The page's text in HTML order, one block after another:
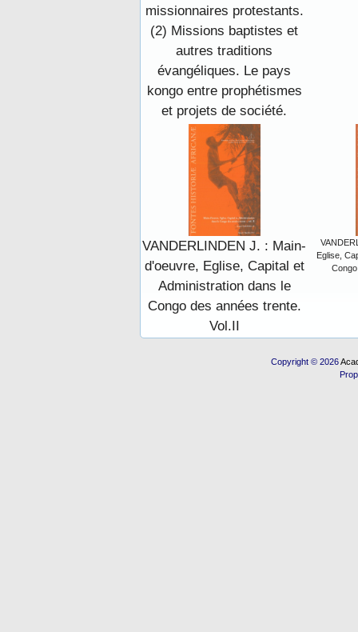
missionnaires protestants.
(2) Missions baptistes et
autres traditions
évangéliques. Le pays
kongo entre prophétismes
et projets de société.
VANDERLINDEN J. : Main-
d'oeuvre, Eglise, Capital et
Administration dans le
Congo des années trente.
Vol.II
Eglise,
Copyright © 2026